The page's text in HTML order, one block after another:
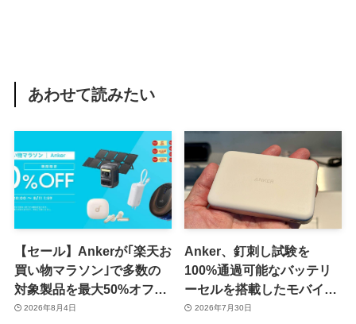
あわせて読みたい
【セール】Ankerが｢楽天お
買い物マラソン｣で多数の
対象製品を最大50%オフで
販売するセールを開催中
2026年8月4日
Anker、釘刺し試験を
100%通過可能なバッテリ
ーセルを搭載したモバイル
バッテリー｢Anker Nano
2026年7月30日